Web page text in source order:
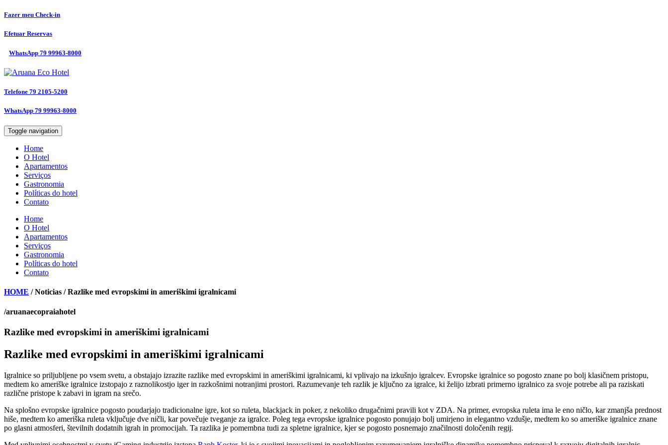
Fazer meu Check-in
Efetuar Reservas
WhatsApp 79 99963-8000
Telefone 79 2105-5200
WhatsApp 79 99963-8000
Toggle navigation
Home
O Hotel
Apartamentos
Serviços
Gastronomia
Políticas do hotel
Contato
Home
O Hotel
Apartamentos
Serviços
Gastronomia
Políticas do hotel
Contato
HOME / Noticias / Razlike med evropskimi in ameriškimi igralnicami
/aruanaecopraiahotel
Razlike med evropskimi in ameriškimi igralnicami
Razlike med evropskimi in ameriškimi igralnicami
Igralnice so priljubljene po vsem svetu, a obstajajo izrazite razlike med evropskimi in ameriškimi igralnicami, ki vplivajo na izkušnjo igralcev. Evropske igralnice so pogosto znane po bolj klasičnem pristopu,
medtem ko ameriške igralnice izstopajo z raznolikostjo iger in razkošnimi notranjimi prostori. Razumevanje teh razlik je ključno za igralce, ki želijo izbrati primerno igralnico za svoje potrebe ali pa raziskati
različne pristope k zabavi in igram na srečo.
Na splošno evropske igralnice pogosto poudarjajo tradicionalne igre, kot so ruleta, blackjack in poker, z nekoliko drugačnimi pravili kot v ZDA. Na primer, evropska ruleta ima le eno ničlo, kar zmanjša prednost
hiše, medtem ko ameriška ruleta vključuje dve ničli, kar povečuje tveganje za igralce. Poleg tega evropske igralnice pogosto ponujajo bolj umirjeno in elegantno vzdušje, medtem ko so ameriške igralnice znane
po glasni atmosferi, številnih dodatnih igrah in promocijah. Ta razlika je pomembna tudi za spletne igralnice, kjer se pogosto posnemajo značilnosti določenih regij.